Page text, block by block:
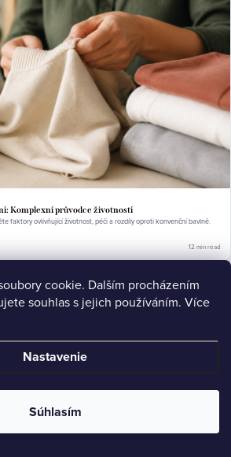
cookie. Dalším procházením
souhlas s jejich používáním. Více
Nastavenie
Súhlasím
Komplexní průvodce životností
faktory ovlivňující životnost, péči a rozdíly oproti konvenční bavlně.
12 min read